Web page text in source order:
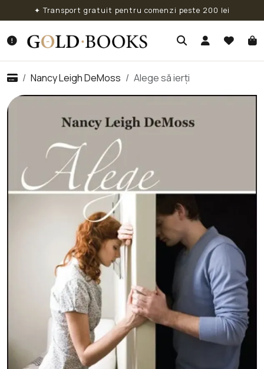
✦ Transport gratuit pentru comenzi peste 200 lei
Nancy Leigh DeMoss Alege să ierți